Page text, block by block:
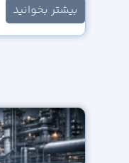
بیشتر بخوانید